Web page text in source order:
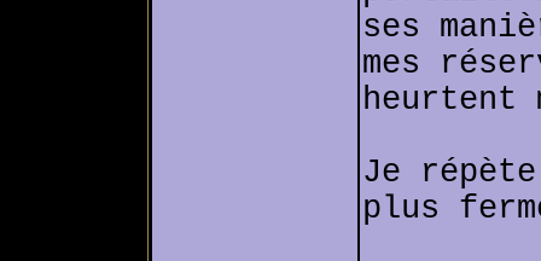
ses
mes
heurtent
Je
plus